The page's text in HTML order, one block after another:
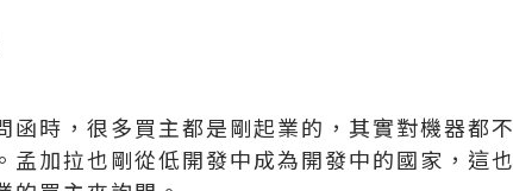
時，很多買主都是剛起業的，其實對機器都不
加拉也剛從低開發中成為開發中的國家，這也